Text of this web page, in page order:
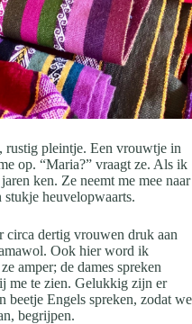
rustig pleintje. Een vrouwtje in
op. “Maria?” vraagt ze. Als ik
ken. Ze neemt me mee naar
stukje heuvelopwaarts.
circa dertig vrouwen druk aan
Ook hier word ik
amper; de dames spreken
me te zien. Gelukkig zijn er
beetje Engels spreken, zodat we
begrijpen.